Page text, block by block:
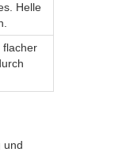
Helle
flacher
und